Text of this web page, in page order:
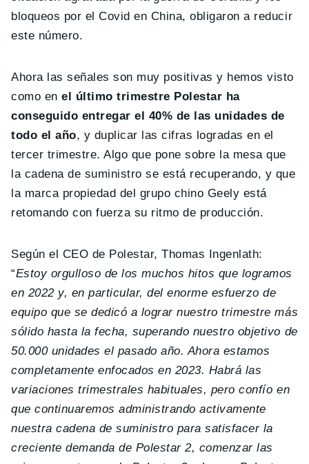
bloqueos por el Covid en China, obligaron a reducir
este número.
Ahora las señales son muy positivas y hemos visto
como en el último trimestre Polestar ha
conseguido entregar el 40% de las unidades de
todo el año, y duplicar las cifras logradas en el
tercer trimestre. Algo que pone sobre la mesa que
la cadena de suministro se está recuperando, y que
la marca propiedad del grupo chino Geely está
retomando con fuerza su ritmo de producción.
Según el CEO de Polestar, Thomas Ingenlath:
“Estoy orgulloso de los muchos hitos que logramos
en 2022 y, en particular, del enorme esfuerzo de
equipo que se dedicó a lograr nuestro trimestre más
sólido hasta la fecha, superando nuestro objetivo de
50.000 unidades el pasado año. Ahora estamos
completamente enfocados en 2023. Habrá las
variaciones trimestrales habituales, pero confío en
que continuaremos administrando activamente
nuestra cadena de suministro para satisfacer la
creciente demanda de Polestar 2, comenzar las